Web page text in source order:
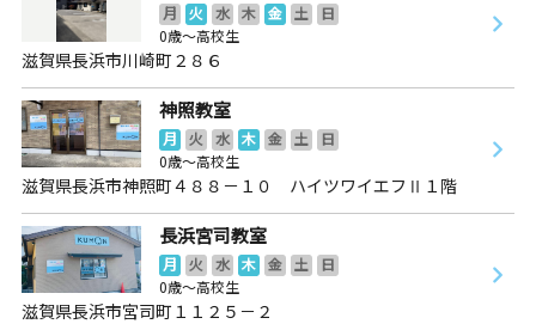
月 火 水 木 金 土
日
0歳～高校生
滋賀県長浜市川崎町２８６
神照教室
月 火 水 木 金 土
日
0歳～高校生
滋賀県長浜市神照町４８８－１０ ハイツワイエフⅡ１階
長浜宮司教室
月 火 水 木 金 土
日
0歳～高校生
滋賀県長浜市宮司町１１２５－２